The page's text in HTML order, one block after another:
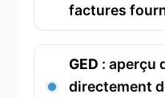
factures
GED : aperçu
directement